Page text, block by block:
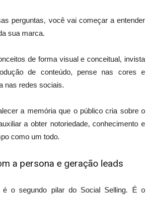
perguntas, você vai começar a entender
sua marca.
de forma visual e conceitual, invista
de conteúdo, pense nas cores e
nas redes sociais.
a memória que o público cria sobre o
a obter notoriedade, conhecimento e
como um todo.
a persona e geração leads
é o segundo pilar do Social Selling. É o